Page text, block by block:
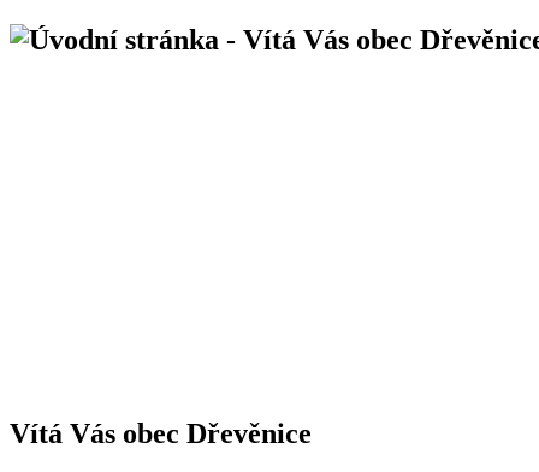
Vítá Vás obec Dřevěnice